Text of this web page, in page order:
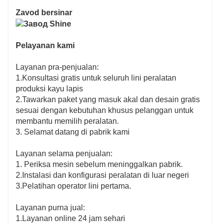
Zavod bersinar
Pelayanan kami
Layanan pra-penjualan:
1.Konsultasi gratis untuk seluruh lini peralatan
produksi kayu lapis
2.Tawarkan paket yang masuk akal dan desain gratis
sesuai dengan kebutuhan khusus pelanggan untuk
membantu memilih peralatan.
3. Selamat datang di pabrik kami
Layanan selama penjualan:
1. Periksa mesin sebelum meninggalkan pabrik.
2.Instalasi dan konfigurasi peralatan di luar negeri
3.Pelatihan operator lini pertama.
Layanan purna jual:
1.Layanan online 24 jam sehari